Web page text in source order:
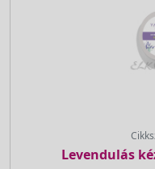
Levendulás